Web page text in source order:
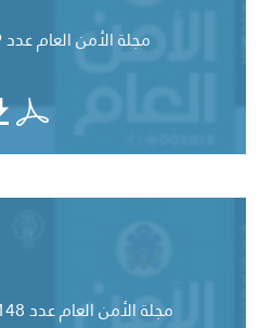
مجلة الأمن العام عدد 149 شباط 2026
مجلة الأمن العام عدد 148 كانون الثاني 2026